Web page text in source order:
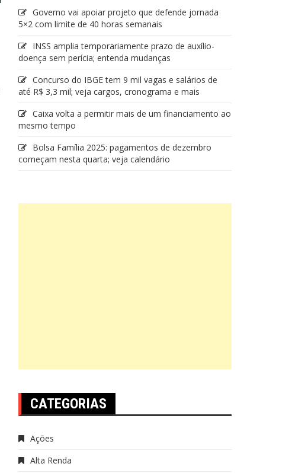
Governo vai apoiar projeto que defende jornada
5×2 com limite de 40 horas semanais
INSS amplia temporariamente prazo de auxílio-
doença sem perícia; entenda mudanças
Concurso do IBGE tem 9 mil vagas e salários de
até R$ 3,3 mil; veja cargos, cronograma e mais
Caixa volta a permitir mais de um financiamento ao
mesmo tempo
Bolsa Família 2025: pagamentos de dezembro
começam nesta quarta; veja calendário
CATEGORIAS
Ações
Alta Renda